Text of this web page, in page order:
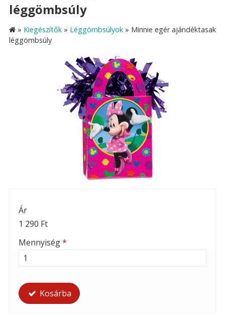
léggömbsúly
» Kiegészítők » Léggömbsúlyok » Minnie egér ajándéktasak
léggömbsúly
Ár
1 290 Ft
Mennyiség*
Kosárba